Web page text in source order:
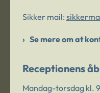
Sikker mail:
Se mere om at
Receptionens
Mandag-torsdag kl.